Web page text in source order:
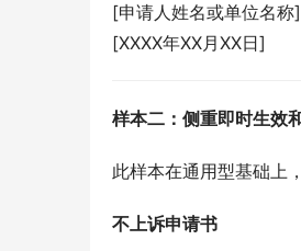
[申请人姓名或单位名称]
[XXXX年XX月XX日]
样本二：侧重即时生效
此样本在通用型基础上
不上诉申请书